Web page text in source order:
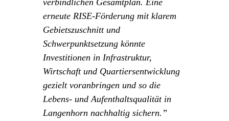
erneute RISE‑Förderung mit klarem
Gebietszuschnitt und
Schwerpunktsetzung könnte
Investitionen in Infrastruktur,
Wirtschaft und Quartiersentwicklung
gezielt voranbringen und so die
Lebens‑ und Aufenthaltsqualität in
Langenhorn nachhaltig sichern.”